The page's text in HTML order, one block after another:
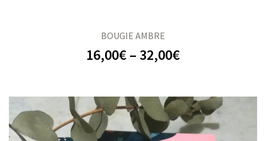
BOUGIE AMBRE
16,00€– 32,00€